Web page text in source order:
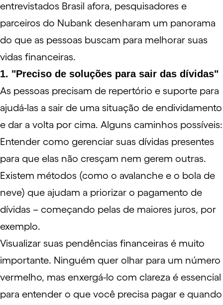
entrevistados Brasil afora, pesquisadores e
parceiros do Nubank desenharam um panorama
do que as pessoas buscam para melhorar suas
vidas financeiras.
1. "Preciso de soluções para sair das dívidas"
As pessoas precisam de repertório e suporte para
ajudá-las a sair de uma situação de endividamento
e dar a volta por cima. Alguns caminhos possíveis:
Entender como gerenciar suas dívidas presentes
para que elas não cresçam nem gerem outras.
Existem métodos (como o avalanche e o bola de
neve) que ajudam a priorizar o pagamento de
dívidas – começando pelas de maiores juros, por
exemplo.
Visualizar suas pendências financeiras é muito
importante. Ninguém quer olhar para um número
vermelho, mas enxergá-lo com clareza é essencial
para entender o que você precisa pagar e quando